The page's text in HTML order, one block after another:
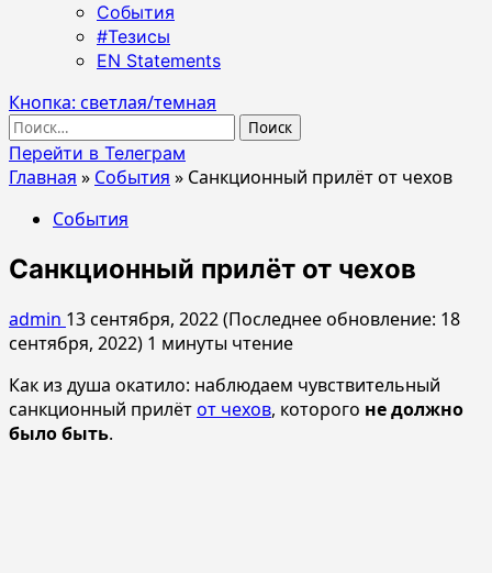
События
#Тезисы
EN Statements
Кнопка: светлая/темная
Найти:
Перейти в Телеграм
Главная » События » Санкционный прилёт от чехов
События
Санкционный прилёт от чехов
admin 13 сентября, 2022 (Последнее обновление: 18
сентября, 2022) 1 минуты чтение
Как из душа окатило: наблюдаем чувствительный
санкционный прилётот чехов, которого не должно
было быть.